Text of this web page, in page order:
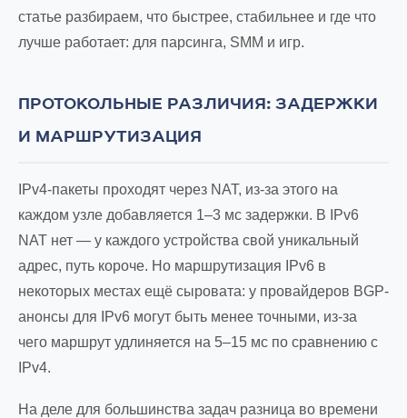
статье разбираем, что быстрее, стабильнее и где что
лучше работает: для парсинга, SMM и игр.
ПРОТОКОЛЬНЫЕ РАЗЛИЧИЯ: ЗАДЕРЖКИ
И МАРШРУТИЗАЦИЯ
IPv4-пакеты проходят через NAT, из-за этого на
каждом узле добавляется 1–3 мс задержки. В IPv6
NAT нет — у каждого устройства свой уникальный
адрес, путь короче. Но маршрутизация IPv6 в
некоторых местах ещё сыровата: у провайдеров BGP-
анонсы для IPv6 могут быть менее точными, из-за
чего маршрут удлиняется на 5–15 мс по сравнению с
IPv4.
На деле для большинства задач разница во времени